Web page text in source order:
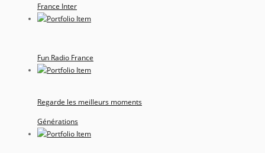
France Inter
Fun Radio France
Regarde les meilleurs moments
Générations